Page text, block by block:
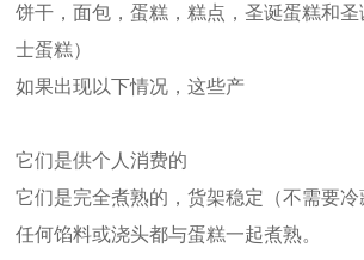
饼干，面包，蛋糕，糕点，圣诞蛋糕和
士蛋糕）
如果出现以下情况，这些产
它们是供个人消费的
它们是完全煮熟的，货架稳定（不需要
任何馅料或浇头都与蛋糕一起煮熟。